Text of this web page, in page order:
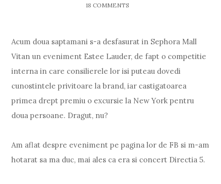
18 COMMENTS
Acum doua saptamani s-a desfasurat in Sephora Mall
Vitan un eveniment Estee Lauder, de fapt o competitie
interna in care consilierele lor isi puteau dovedi
cunostintele privitoare la brand, iar castigatoarea
primea drept premiu o excursie la New York pentru
doua persoane. Dragut, nu?
Am aflat despre eveniment pe pagina lor de FB si m-am
hotarat sa ma duc, mai ales ca era si concert Directia 5.